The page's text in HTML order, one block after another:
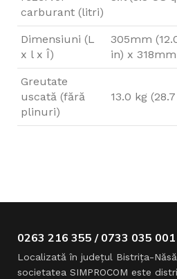
carburant (litri)
Dimensiuni (L
x l x Î)
305mm
in) x
Greutate
uscată (fără
plinuri)
13.0 kg
0263 216 355 / 0733 035 001
Localizată în judeţul Bistriţa-
societatea SIMPROCOM este